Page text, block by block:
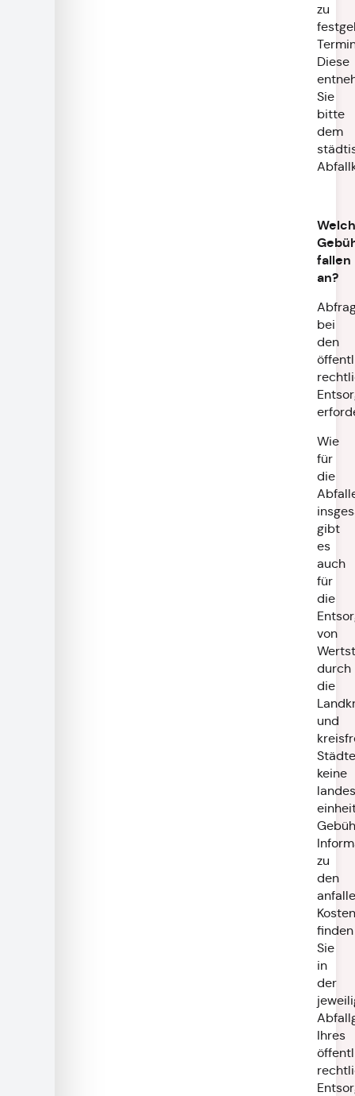
zu
Diese
Sie
bitte
dem
fallen
an?
bei
den
Wie
für
die
gibt
es
auch
für
die
von
durch
die
und
Städte
keine
zu
den
Kosten
finden
Sie
in
der
Ihres